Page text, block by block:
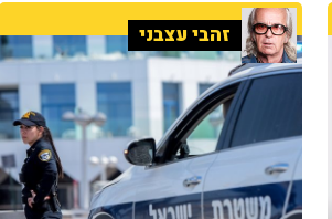
זהבי עצבני